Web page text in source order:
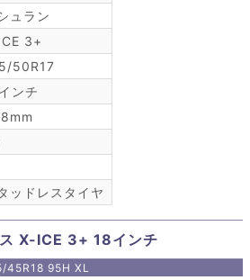
ュラン
3+
50R17
ンチ
ッドレスタイヤ
X-ICE 3+ 18インチ
95H XL